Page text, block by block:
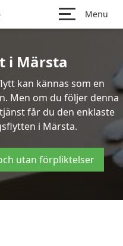
Menu
i Märsta
kan kännas som en
Men om du följer denna
får du den enklaste
i Märsta.
utan förpliktelser